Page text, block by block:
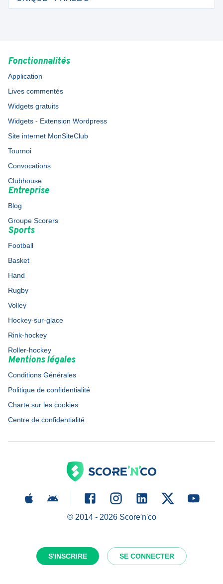
S'INSCRIRE SE CONNECTER
Fonctionnalités
Application
Lives commentés
Widgets gratuits
Widgets - Extension Wordpress
Site internet MonSiteClub
Tournoi
Convocations
Clubhouse
Entreprise
Blog
Groupe Scorers
Sports
Football
Basket
Hand
Rugby
Volley
Hockey-sur-glace
Rink-hockey
Roller-hockey
Mentions légales
Conditions Générales
Politique de confidentialité
Charte sur les cookies
Centre de confidentialité
© 2014 - 2026Score'n'co